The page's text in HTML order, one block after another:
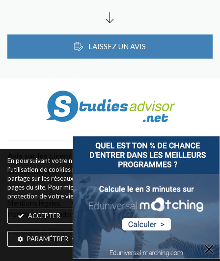
LAISSEZ UN AVIS
Avis sur les Licences & Bachelors
Classement des Écoles
Conditions d’utilisation
Politique de confidentialité
Widget Contact
Copyright © 2026 - Silkwires. Tous droits réservés
En poursuivant votre navigation sur ce site, vous acceptez
l'utilisation de cookies pour le fonctionnement des boutons de
partage sur les réseaux sociaux et la mesure d'audience des
pages du site. Pour mieux comprendre notre politique de
protection de votre vie privée, rendez-vous ici
ACCEPTER
PARAMÉTRER